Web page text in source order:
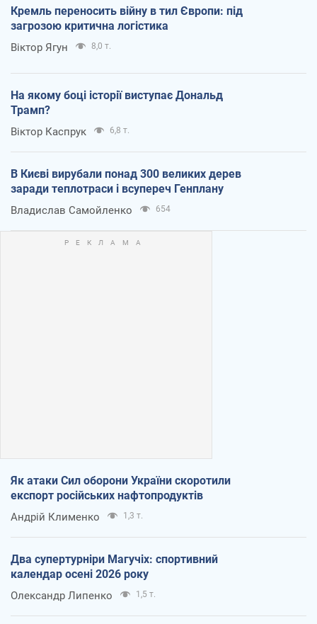
Кремль переносить війну в тил Європи: під
загрозою критична логістика
Віктор Ягун 8,0 т.
На якому боці історії виступає Дональд
Трамп?
Віктор Каспрук 6,8 т.
В Києві вирубали понад 300 великих дерев
заради теплотраси і всупереч Генплану
Владислав Самойленко 654
Як атаки Сил оборони України скоротили
експорт російських нафтопродуктів
Андрій Клименко 1,3 т.
Два супертурніри Магучіх: спортивний
календар осені 2026 року
Олександр Липенко 1,5 т.